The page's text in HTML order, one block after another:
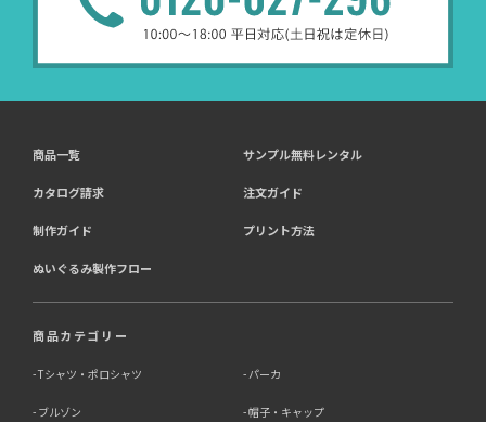
商品一覧 サンプル無料レンタル
カタログ請求 注文ガイド
制作ガイド プリント方法
ぬいぐるみ製作フロー
商品カテゴリー
Tシャツ・ポロシャツ パーカ
ブルゾン 帽子・キャップ